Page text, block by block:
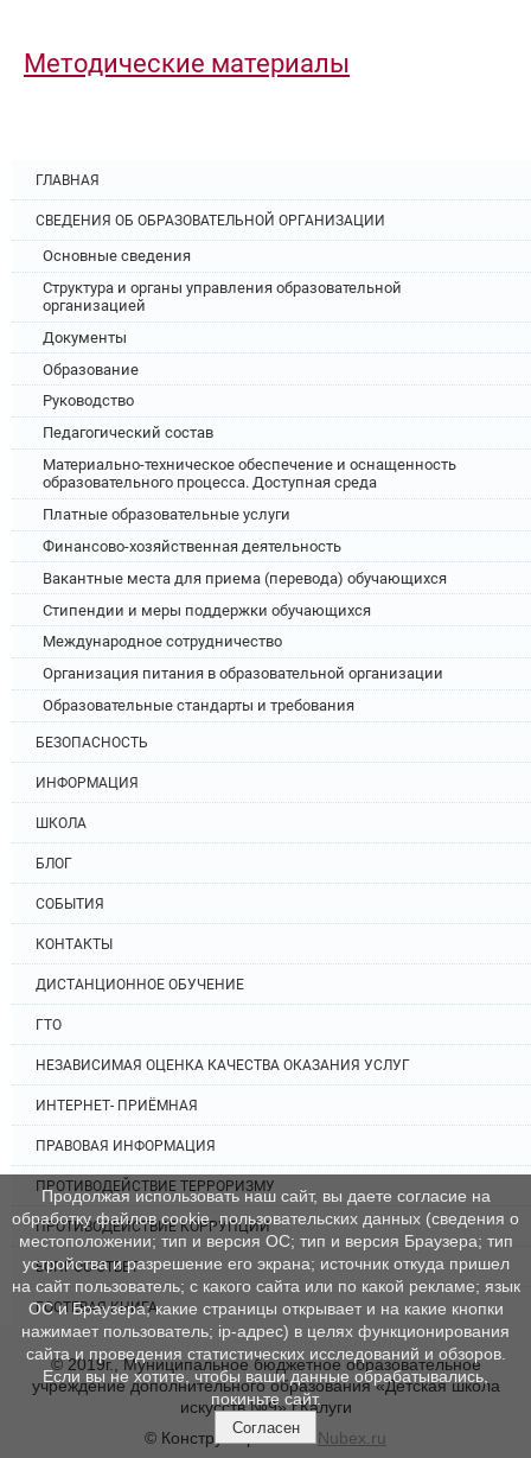
Методические материалы
ГЛАВНАЯ
СВЕДЕНИЯ ОБ ОБРАЗОВАТЕЛЬНОЙ ОРГАНИЗАЦИИ
Основные сведения
Структура и органы управления образовательной
организацией
Документы
Образование
Руководство
Педагогический состав
Материально-техническое обеспечение и оснащенность
образовательного процесса. Доступная среда
Платные образовательные услуги
Финансово-хозяйственная деятельность
Вакантные места для приема (перевода) обучающихся
Стипендии и меры поддержки обучающихся
Международное сотрудничество
Организация питания в образовательной организации
Образовательные стандарты и требования
БЕЗОПАСНОСТЬ
ИНФОРМАЦИЯ
ШКОЛА
БЛОГ
СОБЫТИЯ
КОНТАКТЫ
ДИСТАНЦИОННОЕ ОБУЧЕНИЕ
ГТО
НЕЗАВИСИМАЯ ОЦЕНКА КАЧЕСТВА ОКАЗАНИЯ УСЛУГ
ИНТЕРНЕТ- ПРИЁМНАЯ
ПРАВОВАЯ ИНФОРМАЦИЯ
ПРОТИВОДЕЙСТВИЕ ТЕРРОРИЗМУ
ПРОТИВОДЕЙСТВИЕ КОРРУПЦИИ
ВОПРОС-ОТВЕТ
ГОСТЕВАЯ КНИГА
© 2019г., Муниципальное бюджетное образовательное
учреждение дополнительного образования «Детская школа
искусств №9» г.Калуги
© Конструктор сайтов Nubex.ru
Продолжая использовать наш сайт, вы даете согласие на
обработку файлов cookie, пользовательских данных (сведения о
местоположении; тип и версия ОС; тип и версия Браузера; тип
устройства и разрешение его экрана; источник откуда пришел
на сайт пользователь; с какого сайта или по какой рекламе; язык
ОС и Браузера; какие страницы открывает и на какие кнопки
нажимает пользователь; ip-адрес) в целях функционирования
сайта и проведения статистических исследований и обзоров.
Если вы не хотите, чтобы ваши данные обрабатывались,
покиньте сайт.
Согласен